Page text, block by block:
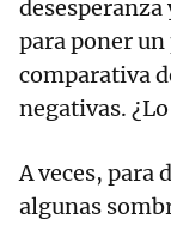
para poner un
comparativa
negativas.
A veces, para
algunas